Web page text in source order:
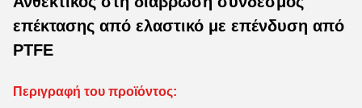
επέκτασης από ελαστικό με επένδυση από
PTFE
Περιγραφή του προϊόντος: